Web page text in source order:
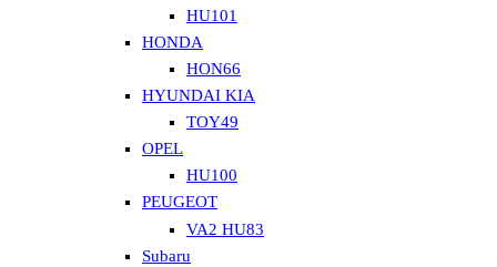
HU101
HONDA
HON66
HYUNDAI KIA
TOY49
OPEL
HU100
PEUGEOT
VA2 HU83
Subaru